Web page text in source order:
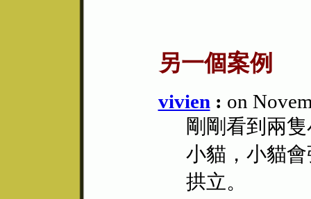
另一個案例
vivien : on
剛剛看到兩
小貓，小貓
拱立。